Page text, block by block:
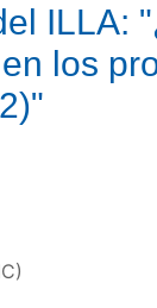
ILLA:
los